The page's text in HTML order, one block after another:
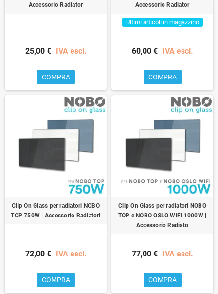
Accessorio Radiator
25,00 € IVA escl.
COMPRA
Accessorio Radiator
Ultimi articoli in magazzino
60,00 € IVA escl.
COMPRA
Clip On Glass per radiatori NOBO
TOP 750W | Accessorio Radiatori
72,00 € IVA escl.
COMPRA
Clip On Glass per radiatori NOBO
TOP e NOBO OSLO WiFi 1000W |
Accessorio Radiato
77,00 € IVA escl.
COMPRA